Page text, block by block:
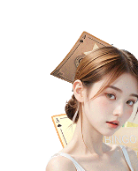
首页 › 德甲 › 内
九游体育
布退役